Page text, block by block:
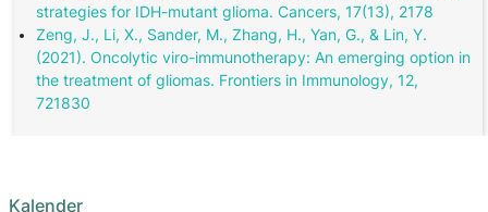
strategies for IDH-mutant glioma. Cancers, 17(13), 2178
Zeng, J., Li, X., Sander, M., Zhang, H., Yan, G., & Lin, Y.
(2021). Oncolytic viro-immunotherapy: An emerging option in
the treatment of gliomas. Frontiers in Immunology, 12,
721830
Kalender